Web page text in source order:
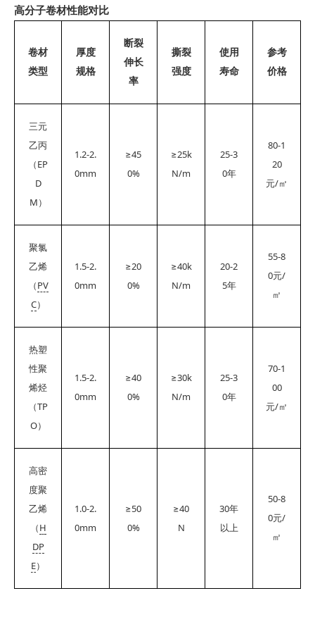
高分子卷材性能对比
卷材
类型
厚度
规格
断裂
伸长
率
撕裂
强度
使用
寿命
参考
价格
三元
乙丙
（ EP
D
M ）
1.2-2.
0mm
≥45
0%
≥25k
N/m
25-3
0年
80-1
20
元/㎡
聚氯
乙烯
（ PV
C）
1.5-2.
0mm
≥20
0%
≥40k
N/m
20-2
5年
55-8
0元/
㎡
热塑
性聚
烯烃
（TP
O）
1.5-2.
0mm
≥40
0%
≥30k
N/m
25-3
0年
70-1
00
元/㎡
高密
度聚
乙烯
（ H
DP
E）
1.0-2.
0mm
≥50
0%
≥40
N
30年
以上
50-8
0元/
㎡